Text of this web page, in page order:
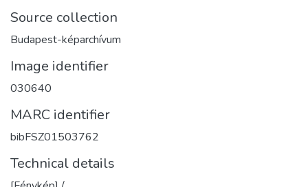
Source collection
Budapest-képarchívum
Image identifier
030640
MARC identifier
bibFSZ01503762
Technical details